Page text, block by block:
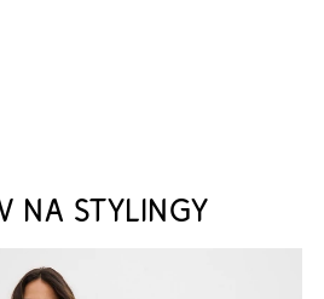
NA STYLINGY